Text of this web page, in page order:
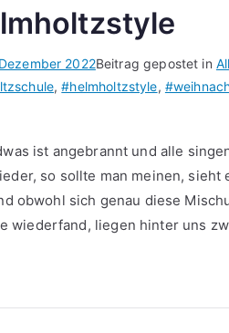
2022Beitrag gepostet in
,#helmholtzstyle,
ist angebrannt und alle
so sollte man meinen, sieht
obwohl sich genau diese
wiederfand, liegen hinter uns